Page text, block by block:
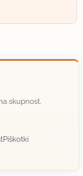
skupnost.
Piškotki